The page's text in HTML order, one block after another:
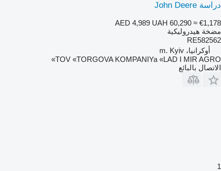
دراسة John Deere
AED 4,989 UAH 60,290 ≈ €1,178
مضخة هيدروليكية
RE582562
أوكرانيا، m. Kyiv
TOV «TORGOVA KOMPANIYa «LAD I MIR AGRO»
الاتصال بالبائع
1